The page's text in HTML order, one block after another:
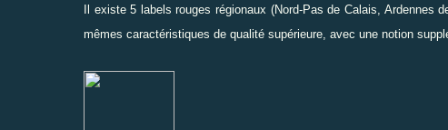
Il existe 5 labels rouges régionaux (Nord-Pas de Calais, Ardennes
mêmes caractéristiques de qualité supérieure, avec une notion